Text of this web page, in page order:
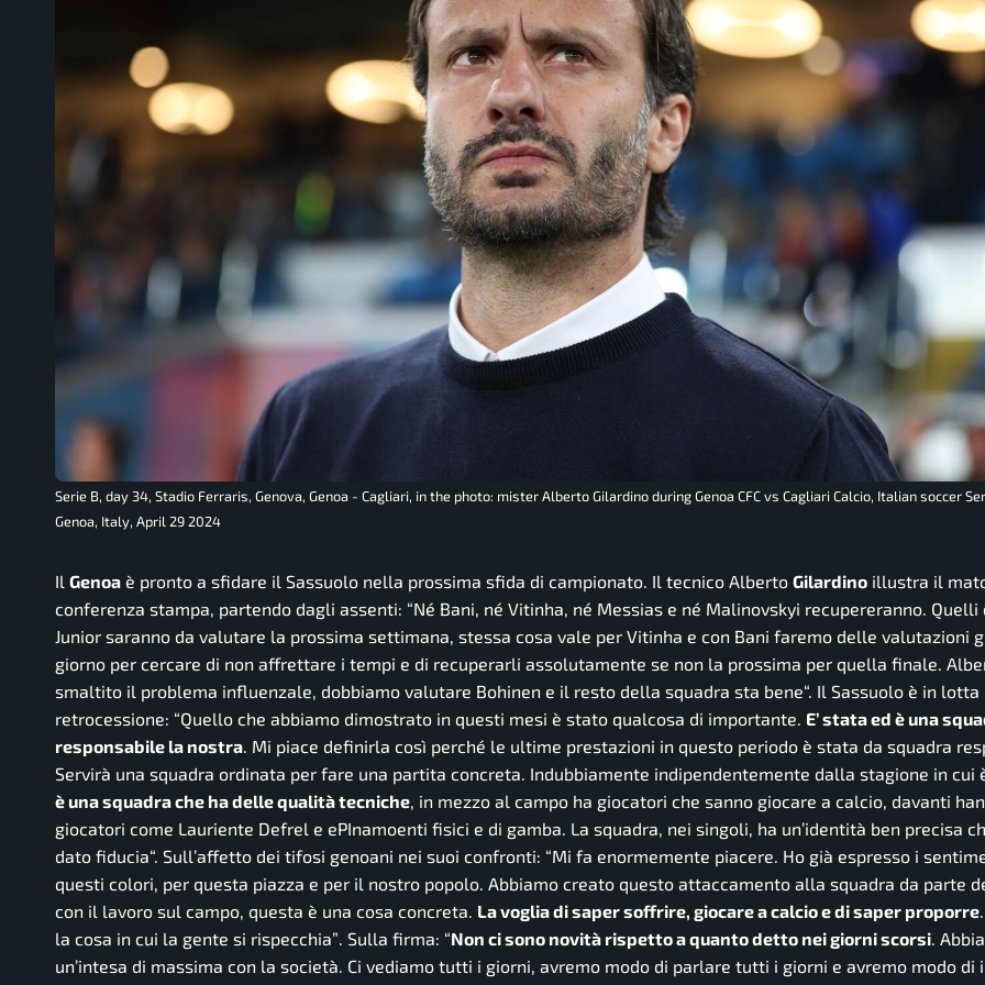
Serie B, day 34, Stadio Ferraris, Genova, Genoa - Cagliari, in the photo: mister Alberto Gilardino during Genoa CFC vs Cagliari Calcio, Italian soccer
Genoa, Italy, April 29 2024
Il Genoa è pronto a sfidare il Sassuolo nella prossima sfida di campionato. Il tecnico Alberto Gilardino illustra il
conferenza stampa, partendo dagli assenti: “Né Bani, né Vitinha, né Messias e né Malinovskyi recupereranno. Quelli
Junior saranno da valutare la prossima settimana, stessa cosa vale per Vitinha e con Bani faremo delle valutazioni
giorno per cercare di non affrettare i tempi e di recuperarli assolutamente se non la prossima per quella finale.
smaltito il problema influenzale, dobbiamo valutare Bohinen e il resto della squadra sta bene“. Il Sassuolo è in lotta
retrocessione: “Quello che abbiamo dimostrato in questi mesi è stato qualcosa di importante. E’ stata ed è una
responsabile la nostra . Mi piace definirla così perché le ultime prestazioni in questo periodo è stata da squadra
Servirà una squadra ordinata per fare una partita concreta. Indubbiamente indipendentemente dalla stagione in cui
è una squadra che ha delle qualità tecniche , in mezzo al campo ha giocatori che sanno giocare a calcio, davanti
giocatori come Lauriente Defrel e ePInamoenti fisici e di gamba. La squadra, nei singoli, ha un’identità ben precisa
dato fiducia“. Sull’affetto dei tifosi genoani nei suoi confronti: “Mi fa enormemente piacere. Ho già espresso i
questi colori, per questa piazza e per il nostro popolo. Abbiamo creato questo attaccamento alla squadra da parte
con il lavoro sul campo, questa è una cosa concreta. La voglia di saper soffrire, giocare a calcio e di saper proporre
la cosa in cui la gente si rispecchia” . Sulla firma: “Non ci sono novità rispetto a quanto detto nei giorni scorsi .
un’intesa di massima con la società. Ci vediamo tutti i giorni, avremo modo di parlare tutti i giorni e avremo modo di